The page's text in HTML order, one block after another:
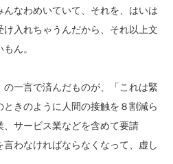
んなわめいていて、それを、はいは
入れちゃうんだから、それ以上文
ん。
一言で済んだものが、「これは緊
きのように人間の接触を８割減ら
サービス業などを含めて要請
言わなければならなくなって、虚し